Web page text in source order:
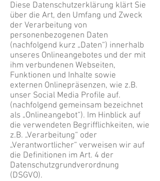
Diese Datenschutzerklärung klärt Sie
über die Art, den Umfang und Zweck
der Verarbeitung von
personenbezogenen Daten
(nachfolgend kurz „Daten“) innerhalb
unseres Onlineangebotes und der mit
ihm verbundenen Webseiten,
Funktionen und Inhalte sowie
externen Onlinepräsenzen, wie z.B.
unser Social Media Profile auf.
(nachfolgend gemeinsam bezeichnet
als „Onlineangebot“). Im Hinblick auf
die verwendeten Begrifflichkeiten, wie
z.B. „Verarbeitung“ oder
„Verantwortlicher“ verweisen wir auf
die Definitionen im Art. 4 der
Datenschutzgrundverordnung
(DSGVO).